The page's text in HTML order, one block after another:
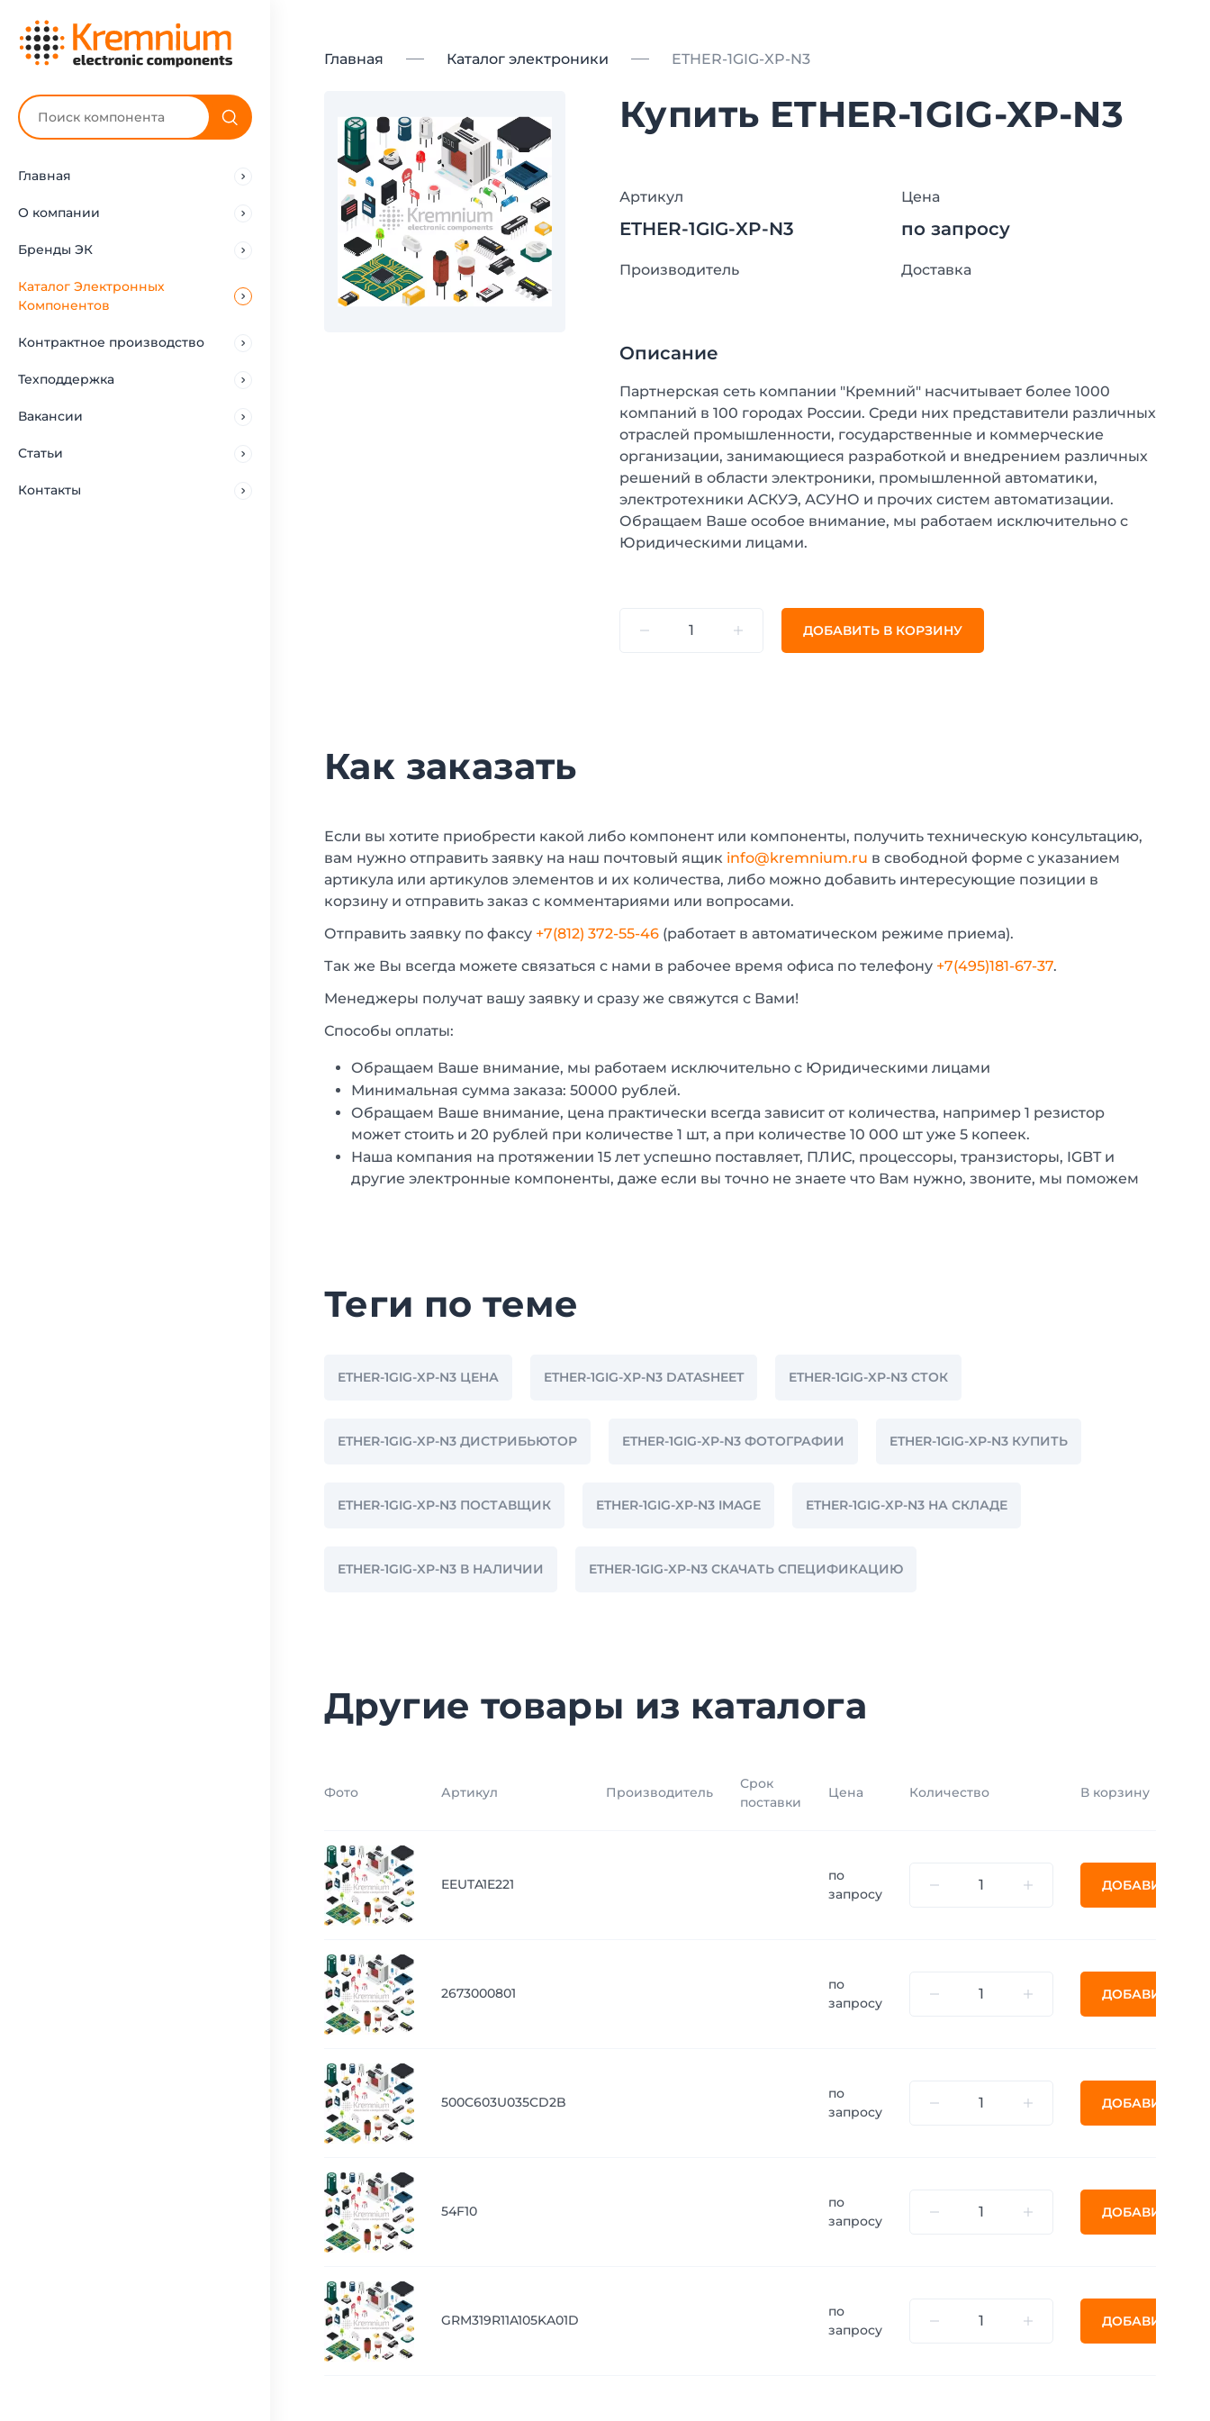
Главная
О компании
Бренды ЭК
Каталог Электронных
Компонентов
Контрактное производство
Техподдержка
Вакансии
Статьи
Контакты
Главная Каталог электроники ETHER-1GIG-XP-N3
Купить ETHER-1GIG-XP-N3
Артикул
ETHER-1GIG-XP-N3
Цена
по запросу
Производитель Доставка
Описание
Партнерская сеть компании "Кремний" насчитывает более 1000
компаний в 100 городах России. Среди них представители различных
отраслей промышленности, государственные и коммерческие
организации, занимающиеся разработкой и внедрением различных
решений в области электроники, промышленной автоматики,
электротехники АСКУЭ, АСУНО и прочих систем автоматизации.
Обращаем Ваше особое внимание, мы работаем исключительно с
Юридическими лицами.
ДОБАВИТЬ В КОРЗИНУ
Как заказать
Если вы хотите приобрести какой либо компонент или компоненты, получить техническую консультацию,
вам нужно отправить заявку на наш почтовый ящик info@kremnium.ru в свободной форме с указанием
артикула или артикулов элементов и их количества, либо можно добавить интересующие позиции в
корзину и отправить заказ с комментариями или вопросами.
Отправить заявку по факсу +7(812) 372-55-46 (работает в автоматическом режиме приема).
Так же Вы всегда можете связаться с нами в рабочее время офиса по телефону +7(495)181-67-37.
Менеджеры получат вашу заявку и сразу же свяжутся с Вами!
Способы оплаты:
Обращаем Ваше внимание, мы работаем исключительно с Юридическими лицами
Минимальная сумма заказа: 50000 рублей.
Обращаем Ваше внимание, цена практически всегда зависит от количества, например 1 резистор
может стоить и 20 рублей при количестве 1 шт, а при количестве 10 000 шт уже 5 копеек.
Наша компания на протяжении 15 лет успешно поставляет, ПЛИС, процессоры, транзисторы, IGBT и
другие электронные компоненты, даже если вы точно не знаете что Вам нужно, звоните, мы поможем
Теги по теме
ETHER-1GIG-XP-N3 ЦЕНА ETHER-1GIG-XP-N3 DATASHEET ETHER-1GIG-XP-N3 СТОК
ETHER-1GIG-XP-N3 ДИСТРИБЬЮТОР ETHER-1GIG-XP-N3 ФОТОГРАФИИ ETHER-1GIG-XP-N3 КУПИТЬ
ETHER-1GIG-XP-N3 ПОСТАВЩИК ETHER-1GIG-XP-N3 IMAGE ETHER-1GIG-XP-N3 НА СКЛАДЕ
ETHER-1GIG-XP-N3 В НАЛИЧИИ ETHER-1GIG-XP-N3 СКАЧАТЬ СПЕЦИФИКАЦИЮ
Другие товары из каталога
Фото Артикул Производитель
Срок
поставки
Цена Количество В корзину
EEUTA1E221
по
запросу
ДОБАВИТЬ
2673000801
по
запросу
ДОБАВИТЬ
500C603U035CD2B
по
запросу
ДОБАВИТЬ
54F10
по
запросу
ДОБАВИТЬ
GRM319R11A105KA01D
по
запросу
ДОБАВИТЬ